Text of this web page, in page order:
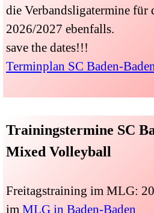
die Verbandsligatermine für
2026/2027 ebenfalls.
save the dates!!!
Terminplan SC Baden-
Trainingstermine SC
Mixed Volleyball
Freitagstraining im MLG:
im MLG in Baden-Baden